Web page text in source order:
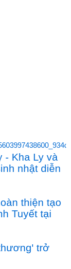
- Kha Ly và
nhật diễn
thiện tạo
Tuyết tại
trở